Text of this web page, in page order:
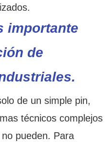
importante
de
de un simple pin,
técnicos complejos
pueden. Para